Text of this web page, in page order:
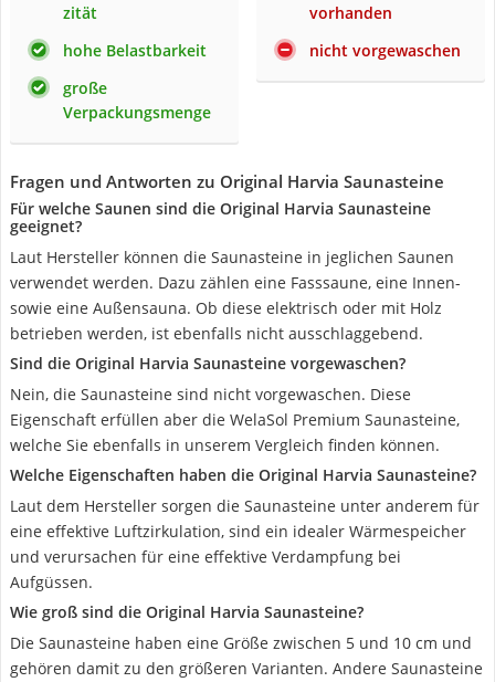
zität
hohe Belastbarkeit
große
Verpackungsmenge
vorhanden
nicht vorgewaschen
Fragen und Antworten zu Original Harvia Saunasteine
Für welche Saunen sind die Original Harvia Saunasteine
geeignet?
Laut Hersteller können die Saunasteine in jeglichen Saunen
verwendet werden. Dazu zählen eine Fasssaune, eine Innen-
sowie eine Außensauna. Ob diese elektrisch oder mit Holz
betrieben werden, ist ebenfalls nicht ausschlaggebend.
Sind die Original Harvia Saunasteine vorgewaschen?
Nein, die Saunasteine sind nicht vorgewaschen. Diese
Eigenschaft erfüllen aber die WelaSol Premium Saunasteine,
welche Sie ebenfalls in unserem Vergleich finden können.
Welche Eigenschaften haben die Original Harvia Saunasteine?
Laut dem Hersteller sorgen die Saunasteine unter anderem für
eine effektive Luftzirkulation, sind ein idealer Wärmespeicher
und verursachen für eine effektive Verdampfung bei
Aufgüssen.
Wie groß sind die Original Harvia Saunasteine?
Die Saunasteine haben eine Größe zwischen 5 und 10 cm und
gehören damit zu den größeren Varianten. Andere Saunasteine